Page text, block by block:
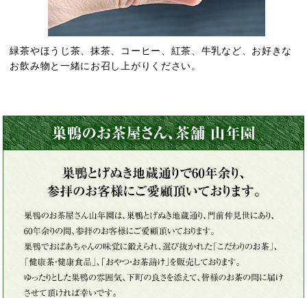
緑茶やほうじ茶、抹茶、コーヒー、紅茶、牛乳など、お好きな
お飲み物と一緒にお召し上がりください。